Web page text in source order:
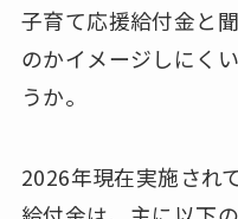
子育て応援給付金と
のかイメージしにく
うか。
2026年現在実施され